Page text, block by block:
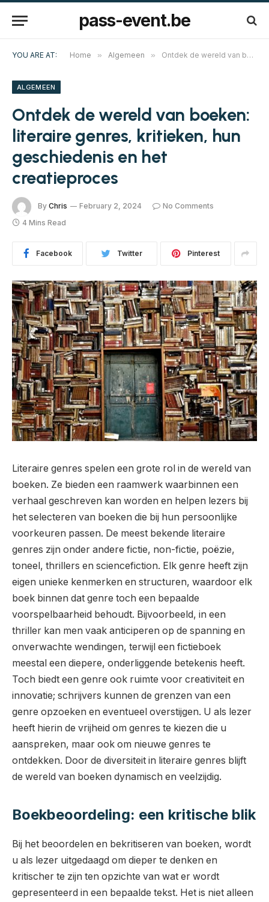
pass-event.be
YOU ARE AT: Home » Algemeen » Ontdek de wereld van boeken: literaire genres, kritieken, hun geschiedenis en het creatieproces
ALGEMEEN
Ontdek de wereld van boeken:
literaire genres, kritieken, hun
geschiedenis en het
creatieproces
By Chris February 2, 2024
No Comments
4 Mins Read
Facebook Twitter Pinterest
Literaire genres spelen een grote rol in de wereld van
boeken. Ze bieden een raamwerk waarbinnen een
verhaal geschreven kan worden en helpen lezers bij
het selecteren van boeken die bij hun persoonlijke
voorkeuren passen. De meest bekende literaire
genres zijn onder andere fictie, non-fictie, poëzie,
toneel, thrillers en sciencefiction. Elk genre heeft zijn
eigen unieke kenmerken en structuren, waardoor elk
boek binnen dat genre toch een bepaalde
voorspelbaarheid behoudt. Bijvoorbeeld, in een
thriller kan men vaak anticiperen op de spanning en
onverwachte wendingen, terwijl een fictieboek
meestal een diepere, onderliggende betekenis heeft.
Toch biedt een genre ook ruimte voor creativiteit en
innovatie; schrijvers kunnen de grenzen van een
genre opzoeken en eventueel overstijgen. U als lezer
heeft hierin de vrijheid om genres te kiezen die u
aanspreken, maar ook om nieuwe genres te
ontdekken. Door de diversiteit in literaire genres blijft
de wereld van boeken dynamisch en veelzijdig.
Boekbeoordeling: een kritische blik
Bij het beoordelen en bekritiseren van boeken, wordt
u als lezer uitgedaagd om dieper te denken en
kritischer te zijn ten opzichte van wat er wordt
gepresenteerd in een bepaalde tekst. Het is niet alleen